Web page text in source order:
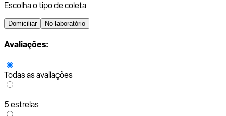
Escolha o tipo de coleta
Domiciliar No laboratório
Avaliações:
Todas as avaliações
5 estrelas